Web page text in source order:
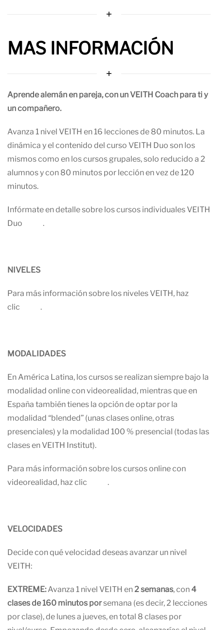
MAS INFORMACIÓN
Aprende alemán en pareja, con un VEITH Coach para ti y
un compañero.
Avanza 1 nivel VEITH en 16 lecciones de 80 minutos. La
dinámica y el contenido del curso VEITH Duo son los
mismos como en los cursos grupales, solo reducido a 2
alumnos y con 80 minutos por lección en vez de 120
minutos.
Infórmate en detalle sobre los cursos individuales VEITH
Duo
.
NIVELES
Para más información sobre los niveles VEITH, haz
clic
.
MODALIDADES
En América Latina, los cursos se realizan siempre bajo la
modalidad online con videorealidad, mientras que en
España también tienes la opción de optar por la
modalidad “blended” (unas clases online, otras
presenciales) y la modalidad 100 % presencial (todas las
clases en VEITH Institut).
Para más información sobre los cursos online con
videorealidad, haz clic
.
VELOCIDADES
Decide con qué velocidad deseas avanzar un nivel
VEITH:
EXTREME: Avanza 1 nivel VEITH en 2 semanas, con4
clases de 160 minutos porsemana (es decir, 2 lecciones
por clase), de lunes a jueves, en total 8 clases por